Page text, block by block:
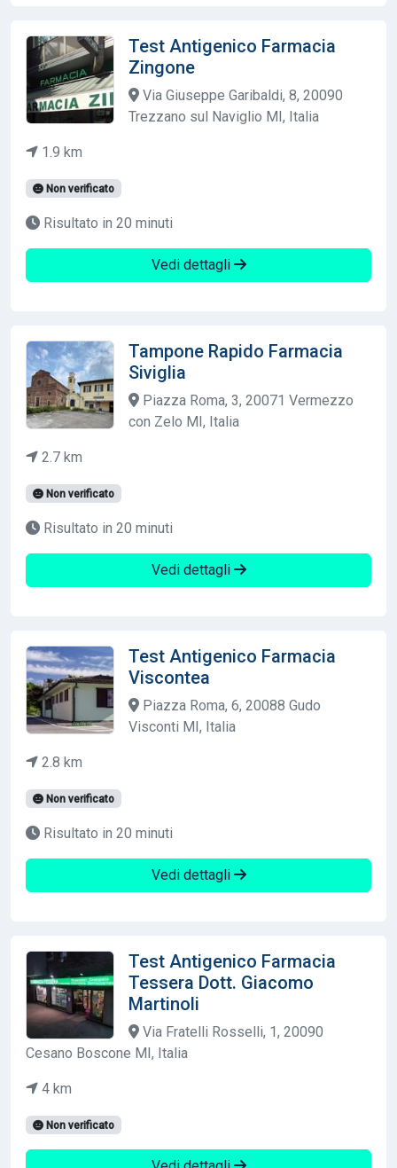
Test Antigenico Farmacia
Zingone
Via Giuseppe Garibaldi, 8, 20090
Trezzano sul Naviglio MI, Italia
1.9 km
Non verificato
Risultato in 20 minuti
Vedi dettagli
Tampone Rapido Farmacia
Siviglia
Piazza Roma, 3, 20071 Vermezzo
con Zelo MI, Italia
2.7 km
Non verificato
Risultato in 20 minuti
Vedi dettagli
Test Antigenico Farmacia
Viscontea
Piazza Roma, 6, 20088 Gudo
Visconti MI, Italia
2.8 km
Non verificato
Risultato in 20 minuti
Vedi dettagli
Test Antigenico Farmacia
Tessera Dott. Giacomo
Martinoli
Via Fratelli Rosselli, 1, 20090
Cesano Boscone MI, Italia
4 km
Non verificato